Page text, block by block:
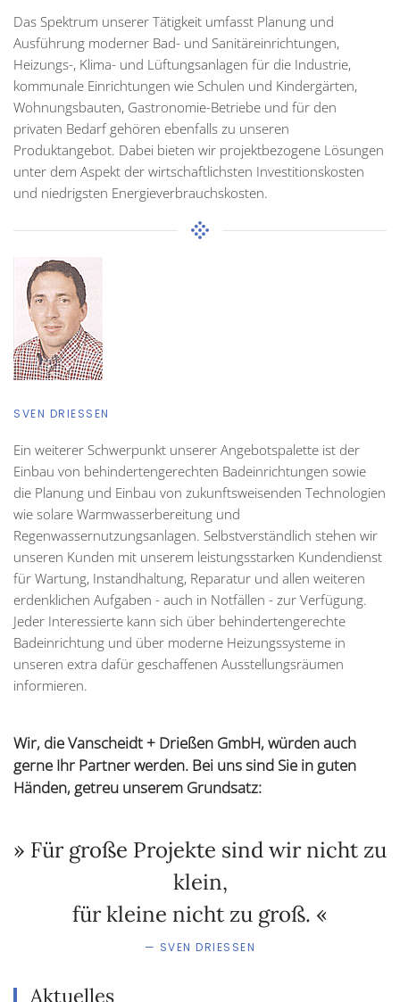
Das Spektrum unserer Tätigkeit umfasst Planung und
Ausführung moderner Bad- und Sanitäreinrichtungen,
Heizungs-, Klima- und Lüftungsanlagen für die Industrie,
kommunale Einrichtungen wie Schulen und Kindergärten,
Wohnungsbauten, Gastronomie-Betriebe und für den
privaten Bedarf gehören ebenfalls zu unseren
Produktangebot. Dabei bieten wir projektbezogene Lösungen
unter dem Aspekt der wirtschaftlichsten Investitionskosten
und niedrigsten Energieverbrauchskosten.
SVEN DRIESSEN
Ein weiterer Schwerpunkt unserer Angebotspalette ist der
Einbau von behindertengerechten Badeinrichtungen sowie
die Planung und Einbau von zukunftsweisenden Technologien
wie solare Warmwasserbereitung und
Regenwassernutzungsanlagen. Selbstverständlich stehen wir
unseren Kunden mit unserem leistungsstarken Kundendienst
für Wartung, Instandhaltung, Reparatur und allen weiteren
erdenklichen Aufgaben - auch in Notfällen - zur Verfügung.
Jeder Interessierte kann sich über behindertengerechte
Badeinrichtung und über moderne Heizungssysteme in
unseren extra dafür geschaffenen Ausstellungsräumen
informieren.
Wir, die Vanscheidt + Drießen GmbH, würden auch
gerne Ihr Partner werden. Bei uns sind Sie in guten
Händen, getreu unserem Grundsatz:
» Für große Projekte sind wir nicht zu
klein,
für kleine nicht zu groß. «
SVEN DRIESSEN
Aktuelles